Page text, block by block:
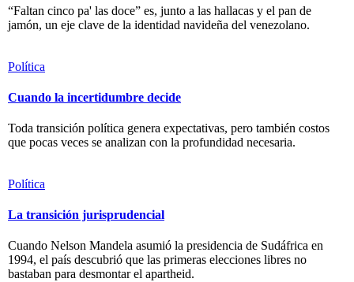
“Faltan cinco pa' las doce” es, junto a las hallacas y el pan de
jamón, un eje clave de la identidad navideña del venezolano.
Política
Cuando la incertidumbre decide
Toda transición política genera expectativas, pero también costos
que pocas veces se analizan con la profundidad necesaria.
Política
La transición jurisprudencial
Cuando Nelson Mandela asumió la presidencia de Sudáfrica en
1994, el país descubrió que las primeras elecciones libres no
bastaban para desmontar el apartheid.